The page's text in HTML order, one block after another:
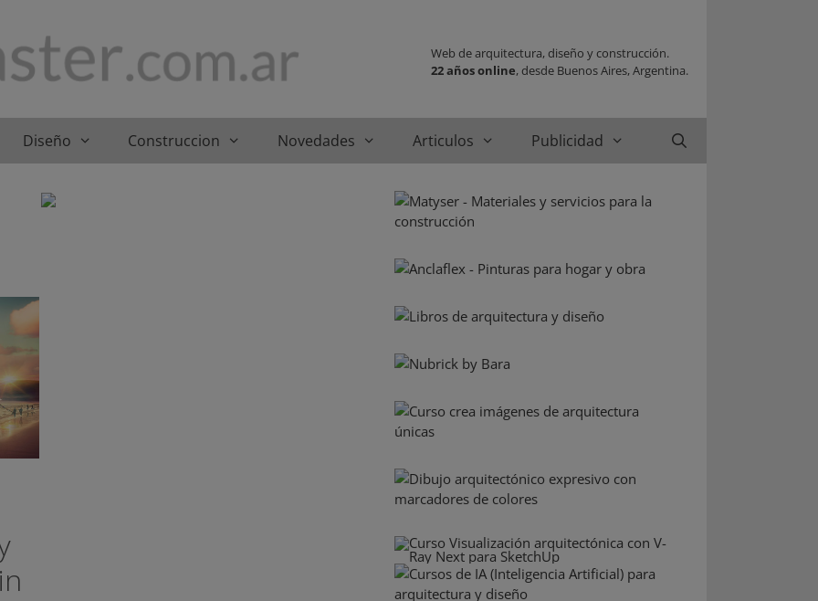
Web de arquitectura, diseño y construcción.
22 años online, desde Buenos Aires, Argentina.
Diseño Construccion Novedades Articulos Publicidad